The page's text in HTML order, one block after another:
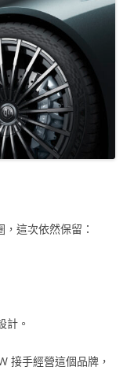
這次依然保留：
計。
接手經營這個品牌，